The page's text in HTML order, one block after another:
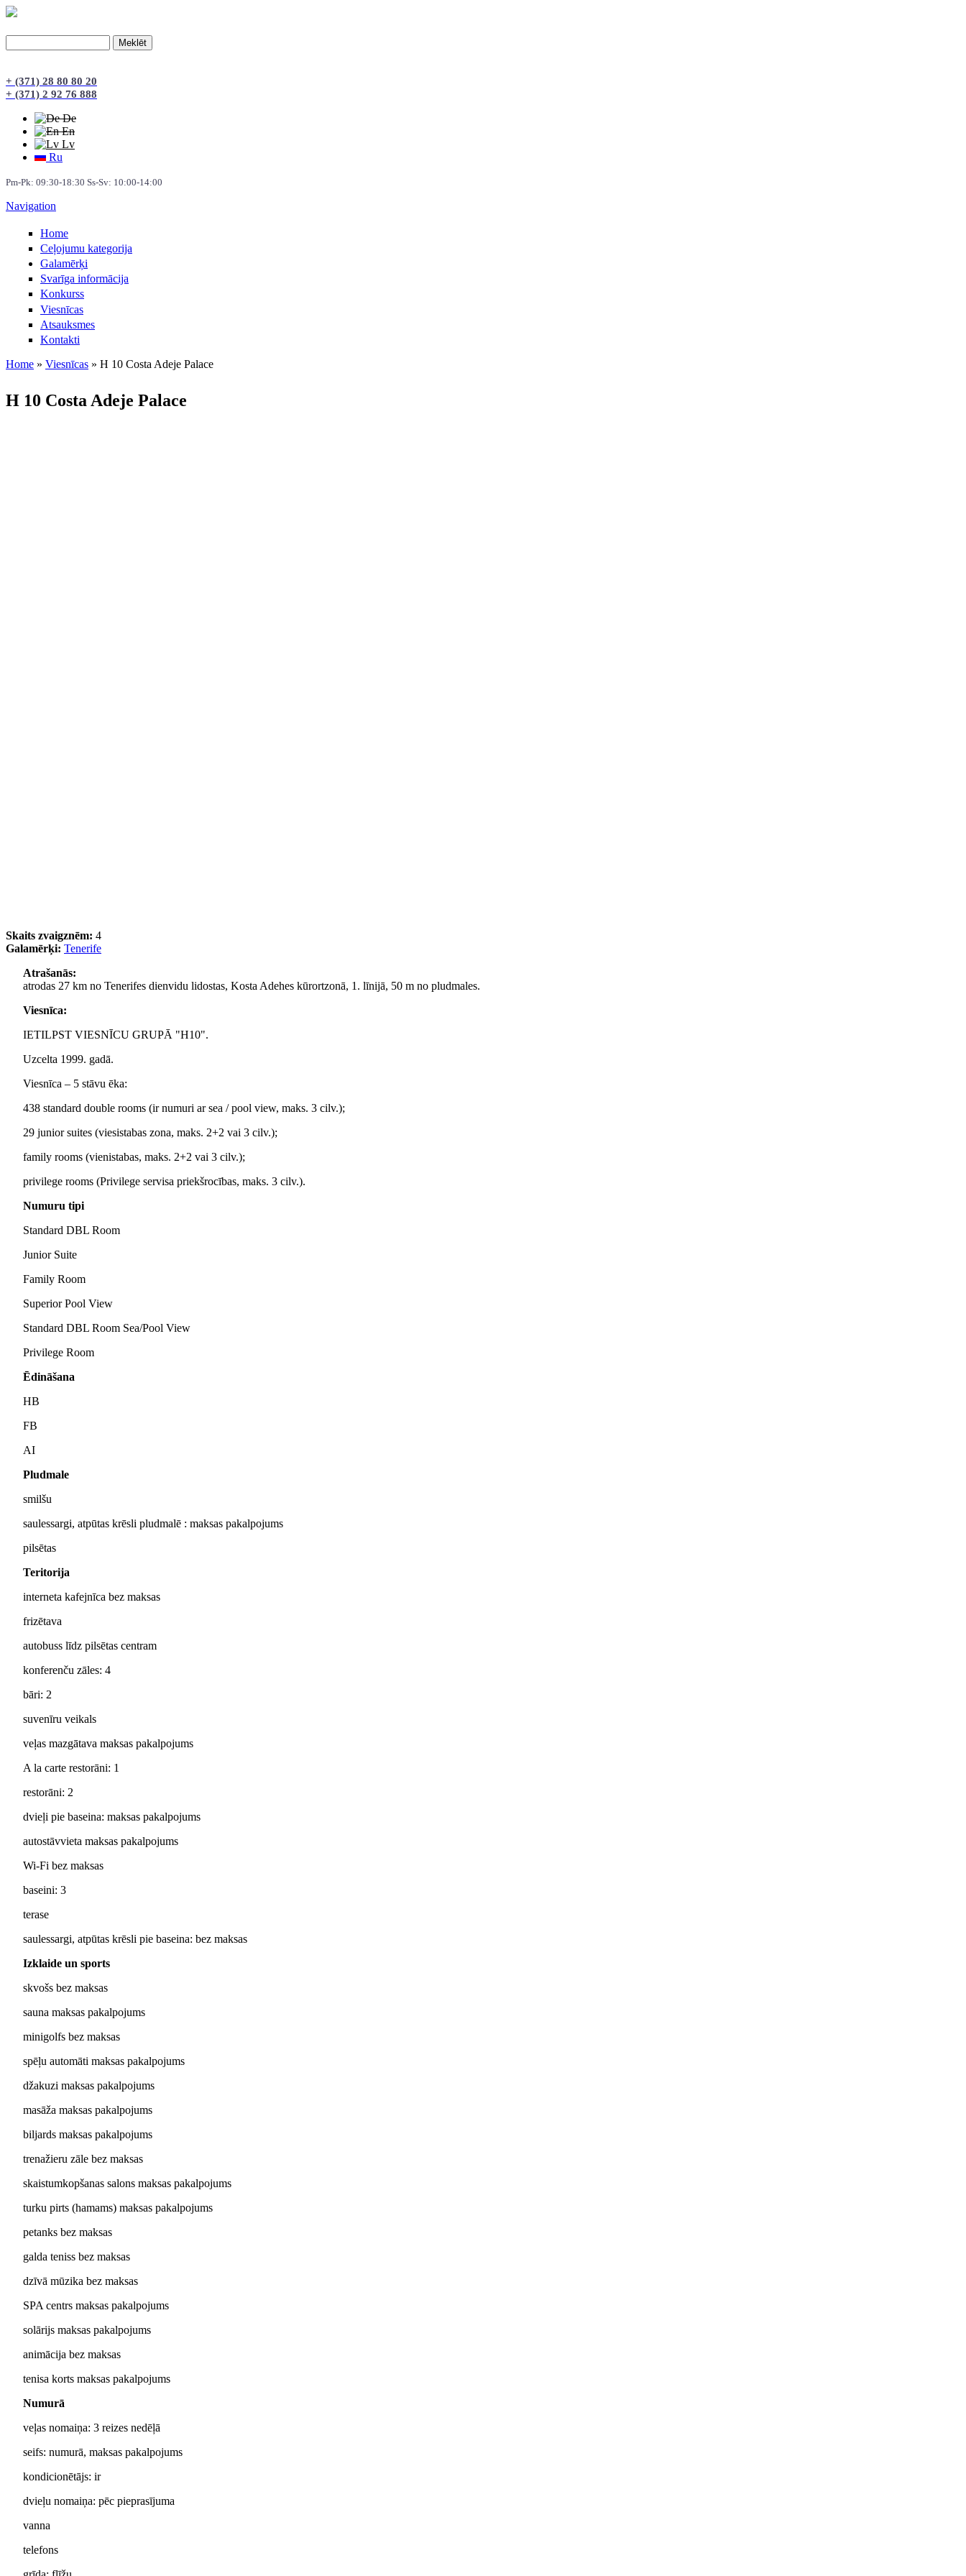
+ (371) 28 80 80 20
+ (371) 2 92 76 888
De
En
Lv
Ru
Pm-Pk: 09:30-18:30 Ss-Sv: 10:00-14:00
Navigation
Home
Сeļojumu kategorija
Galamērķi
Svarīga informācija
Konkurss
Viesnīcas
Atsauksmes
Kontakti
Home » Viesnīcas » H 10 Costa Adeje Palace
H 10 Costa Adeje Palace
Skaits zvaigznēm: 4
Galamērķi: Tenerife
Atrašanās:
atrodas 27 km no Tenerifes dienvidu lidostas, Kosta Adehes kūrortzonā, 1. līnijā, 50 m no pludmales.
Viesnīca:
IETILPST VIESNĪCU GRUPĀ "H10".
Uzcelta 1999. gadā.
Viesnīca – 5 stāvu ēka:
438 standard double rooms (ir numuri ar sea / pool view, maks. 3 cilv.);
29 junior suites (viesistabas zona, maks. 2+2 vai 3 cilv.);
family rooms (vienistabas, maks. 2+2 vai 3 cilv.);
privilege rooms (Privilege servisa priekšrocības, maks. 3 cilv.).
Numuru tipi
Standard DBL Room
Junior Suite
Family Room
Superior Pool View
Standard DBL Room Sea/Pool View
Privilege Room
Ēdināšana
HB
FB
AI
Pludmale
smilšu
saulessargi, atpūtas krēsli pludmalē : maksas pakalpojums
pilsētas
Teritorija
interneta kafejnīca bez maksas
frizētava
autobuss līdz pilsētas centram
konferenču zāles: 4
bāri: 2
suvenīru veikals
veļas mazgātava maksas pakalpojums
A la carte restorāni: 1
restorāni: 2
dvieļi pie baseina: maksas pakalpojums
autostāvvieta maksas pakalpojums
Wi-Fi bez maksas
baseini: 3
terase
saulessargi, atpūtas krēsli pie baseina: bez maksas
Izklaide un sports
skvošs bez maksas
sauna maksas pakalpojums
minigolfs bez maksas
spēļu automāti maksas pakalpojums
džakuzi maksas pakalpojums
masāža maksas pakalpojums
biljards maksas pakalpojums
trenažieru zāle bez maksas
skaistumkopšanas salons maksas pakalpojums
turku pirts (hamams) maksas pakalpojums
petanks bez maksas
galda teniss bez maksas
dzīvā mūzika bez maksas
SPA centrs maksas pakalpojums
solārijs maksas pakalpojums
animācija bez maksas
tenisa korts maksas pakalpojums
Numurā
veļas nomaiņa: 3 reizes nedēļā
seifs: numurā, maksas pakalpojums
kondicionētājs: ir
dvieļu nomaiņa: pēc pieprasījuma
vanna
telefons